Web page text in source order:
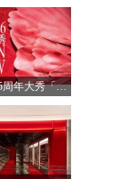
JUZUI玖姿25周年大秀「循光新生」 光起二